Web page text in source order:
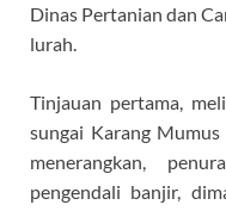
Dinas Pertanian dan
lurah.
Tinjauan pertama,
sungai Karang
menerangkan,
pengendali banjir,